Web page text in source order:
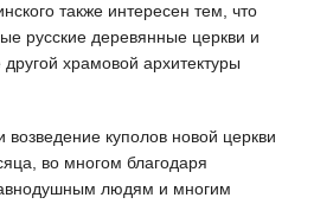
также интересен тем, что
русские деревянные церкви и
храмовой архитектуры
возведение куполов новой церкви
во многом благодаря
людям и многим